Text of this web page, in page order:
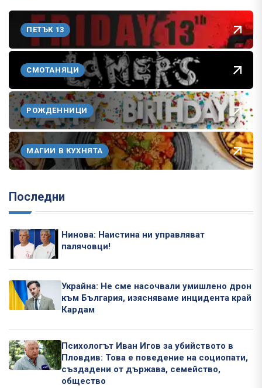
ПЕТЪК 13
СМОТАНЯЦИ
РОЖДЕННИЦИ
МАГИИ В КУХНЯТА
Последни
Нинова: Наистина ни управляват
палячовци!
Украйна: Не сме насочвали умишлено дрон
към България, изясняваме инцидента край
Кардам
Психологът Иван Игов за убийството в
Пловдив: Това е поведение на социопати,
създадени от държава, семейство,
общество